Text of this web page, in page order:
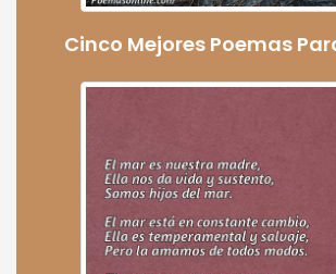
Cinco Mejores Poemas